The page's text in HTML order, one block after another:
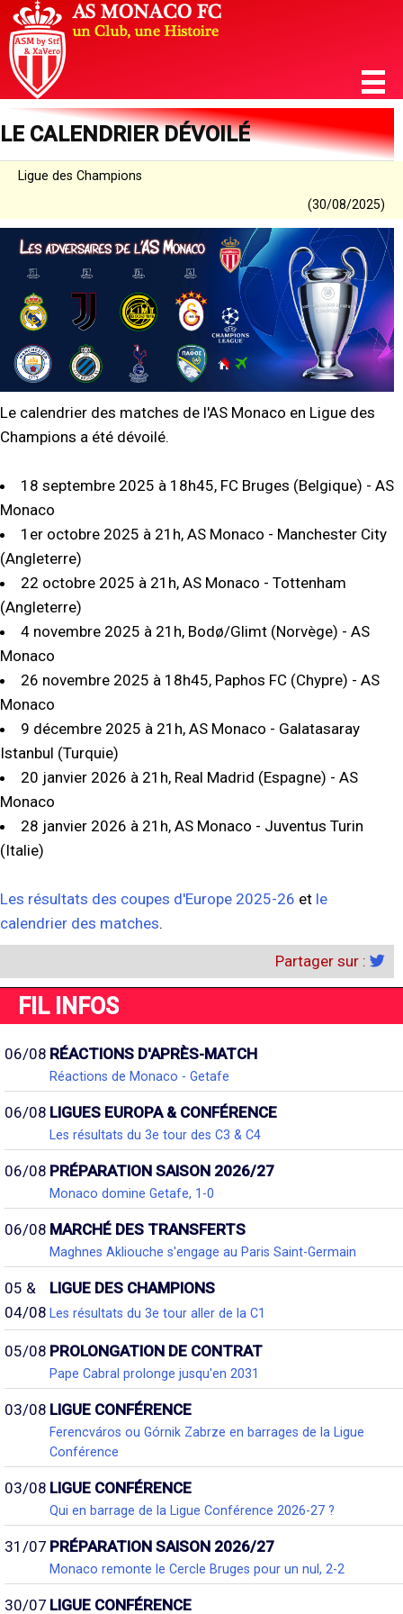
LE CALENDRIER DÉVOILÉ
Ligue des Champions
(30/08/2025)
Le calendrier des matches de l'AS Monaco en Ligue des
Champions a été dévoilé.
18 septembre 2025 à 18h45, FC Bruges (Belgique) - AS
Monaco
1er octobre 2025 à 21h, AS Monaco - Manchester City
(Angleterre)
22 octobre 2025 à 21h, AS Monaco - Tottenham
(Angleterre)
4 novembre 2025 à 21h, Bodø/Glimt (Norvège) - AS
Monaco
26 novembre 2025 à 18h45, Paphos FC (Chypre) - AS
Monaco
9 décembre 2025 à 21h, AS Monaco - Galatasaray
Istanbul (Turquie)
20 janvier 2026 à 21h, Real Madrid (Espagne) - AS
Monaco
28 janvier 2026 à 21h, AS Monaco - Juventus Turin
(Italie)
Les résultats des coupes d'Europe 2025-26 et le
calendrier des matches.
Partager sur :
FIL INFOS
06/08 RÉACTIONS D'APRÈS-MATCH
Réactions de Monaco - Getafe
06/08 LIGUES EUROPA & CONFÉRENCE
Les résultats du 3e tour des C3 & C4
06/08 PRÉPARATION SAISON 2026/27
Monaco domine Getafe, 1-0
06/08 MARCHÉ DES TRANSFERTS
Maghnes Akliouche s'engage au Paris Saint-Germain
05 &
04/08
LIGUE DES CHAMPIONS
Les résultats du 3e tour aller de la C1
05/08 PROLONGATION DE CONTRAT
Pape Cabral prolonge jusqu'en 2031
03/08 LIGUE CONFÉRENCE
Ferencváros ou Górnik Zabrze en barrages de la Ligue
Conférence
03/08 LIGUE CONFÉRENCE
Qui en barrage de la Ligue Conférence 2026-27 ?
31/07 PRÉPARATION SAISON 2026/27
Monaco remonte le Cercle Bruges pour un nul, 2-2
30/07 LIGUE CONFÉRENCE